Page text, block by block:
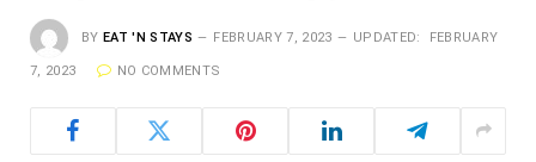
BY EAT 'N STAYS FEBRUARY 7, 2023 UPDATED: FEBRUARY
7, 2023 NO COMMENTS